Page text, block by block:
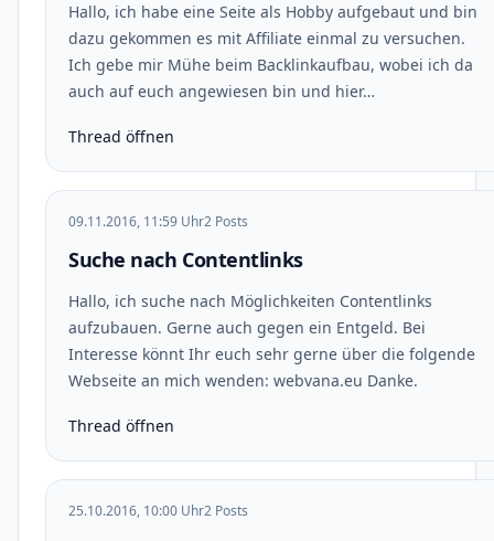
Hallo, ich habe eine Seite als Hobby aufgebaut und bin
dazu gekommen es mit Affiliate einmal zu versuchen.
Ich gebe mir Mühe beim Backlinkaufbau, wobei ich da
auch auf euch angewiesen bin und hier…
Thread öffnen
09.11.2016, 11:59 Uhr2 Posts
Suche nach Contentlinks
Hallo, ich suche nach Möglichkeiten Contentlinks
aufzubauen. Gerne auch gegen ein Entgeld. Bei
Interesse könnt Ihr euch sehr gerne über die folgende
Webseite an mich wenden: webvana.eu Danke.
Thread öffnen
25.10.2016, 10:00 Uhr2 Posts